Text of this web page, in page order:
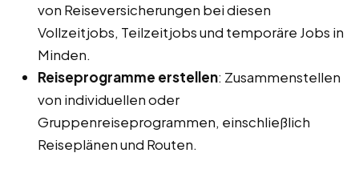
von Reiseversicherungen bei diesen
Vollzeitjobs, Teilzeitjobs und temporäre Jobs in
Minden.
Reiseprogramme erstellen: Zusammenstellen
von individuellen oder
Gruppenreiseprogrammen, einschließlich
Reiseplänen und Routen.